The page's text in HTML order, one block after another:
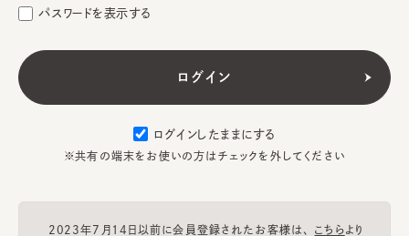
パスワードを表示する
ログインしたままにする
※共有の端末をお使いの方はチェックを外してください
2023年7月14日以前に会員登録されたお客様は、 こちらより